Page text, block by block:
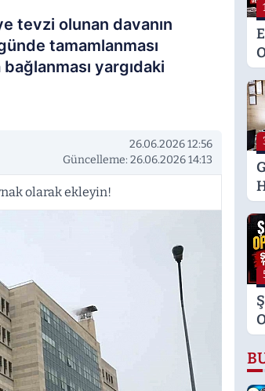
tevzi olunan davanın
tamamlanması
yargıdaki
26.06.2026 12:56
Güncelleme: 26.06.2026 14:13
olarak ekleyin!